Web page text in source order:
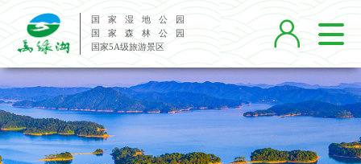
国 家 湿 地 公 园
国 家 森 林 公 园
国家5A级旅游景区
